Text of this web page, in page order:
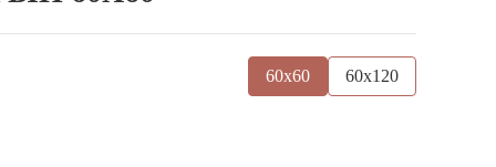
60x60 60x120